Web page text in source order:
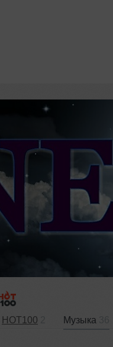
HOT100 Музыка